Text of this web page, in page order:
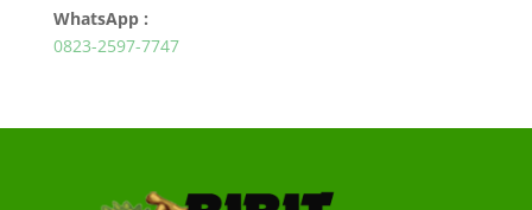
WhatsApp :
0823-2597-7747